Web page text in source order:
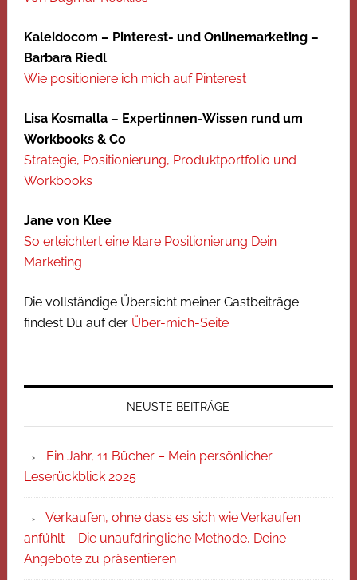
Kaleidocom – Pinterest- und Onlinemarketing –
Barbara Riedl
Wie positioniere ich mich auf Pinterest
Lisa Kosmalla – Expertinnen-Wissen rund um
Workbooks & Co
Strategie, Positionierung, Produktportfolio und
Workbooks
Jane von Klee
So erleichtert eine klare Positionierung Dein
Marketing
Die vollständige Übersicht meiner Gastbeiträge
findest Du auf der Über-mich-Seite
NEUSTE BEITRÄGE
Ein Jahr, 11 Bücher – Mein persönlicher
Leserückblick 2025
Verkaufen, ohne dass es sich wie Verkaufen
anfühlt – Die unaufdringliche Methode, Deine
Angebote zu präsentieren